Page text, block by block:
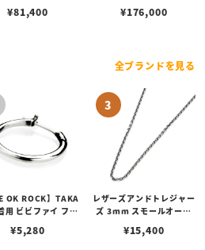
¥81,400
ターコイズ
¥176,000
全ブランドを見る
OK ROCK】TAKA
用 ビビファイ フー
¥5,280
レザーズアンドトレジャー
ズ 3mm スモールオーバ
ブスタークラスプ＆LTロ
¥15,400